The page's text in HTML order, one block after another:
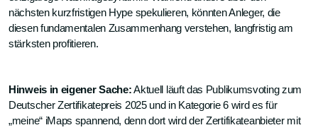
nächsten kurzfristigen Hype spekulieren, könnten Anleger, die
diesen fundamentalen Zusammenhang verstehen, langfristig am
stärksten profitieren.
Hinweis in eigener Sache:Aktuell läuft das Publikumsvoting zum
Deutscher Zertifikatepreis 2025 und in Kategorie 6 wird es für
„meine“ iMaps spannend, denn dort wird der Zertifikateanbieter mit